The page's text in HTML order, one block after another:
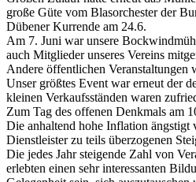
große Güte vom Blasorchester der
Dübener Kurrende am 24.6.
Am 7. Juni war unsere
auch Mitglieder unseres Vereins
Andere öffentlichen Veranstaltungen
Unser größtes Event war erneut der
kleinen Verkaufsständen waren
Zum Tag des offenen Denkmals am
Die anhaltend hohe Inflation ängstigt
Dienstleister zu teils überzogenen
Die jedes Jahr steigende Zahl von
erlebten einen sehr interessanten